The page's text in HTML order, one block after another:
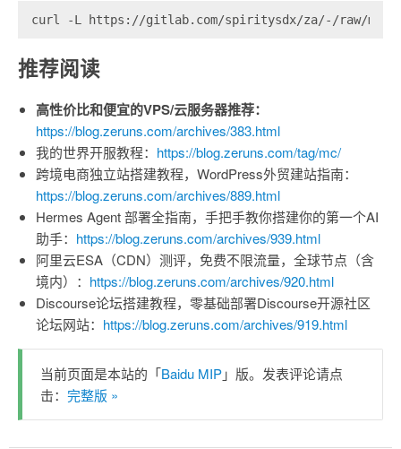
curl -L https://gitlab.com/spiritysdx/za/-/raw/main/
推荐阅读
高性价比和便宜的VPS/云服务器推荐：
https://blog.zeruns.com/archives/383.html
我的世界开服教程： https://blog.zeruns.com/tag/mc/
跨境电商独立站搭建教程，WordPress外贸建站指南：
https://blog.zeruns.com/archives/889.html
Hermes Agent 部署全指南，手把手教你搭建你的第一个AI
助手： https://blog.zeruns.com/archives/939.html
阿里云ESA（CDN）测评，免费不限流量，全球节点（含
境内）： https://blog.zeruns.com/archives/920.html
Discourse论坛搭建教程，零基础部署Discourse开源社区
论坛网站： https://blog.zeruns.com/archives/919.html
当前页面是本站的「Baidu MIP」版。发表评论请点
击： 完整版 »